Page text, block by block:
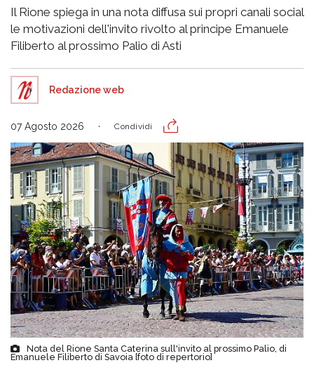
Il Rione spiega in una nota diffusa sui propri canali social
le motivazioni dell'invito rivolto al principe Emanuele
Filiberto al prossimo Palio di Asti
Redazione web
07 Agosto 2026 Condividi
Nota del Rione Santa Caterina sull'invito al prossimo Palio, di
Emanuele Filiberto di Savoia [foto di repertorio]